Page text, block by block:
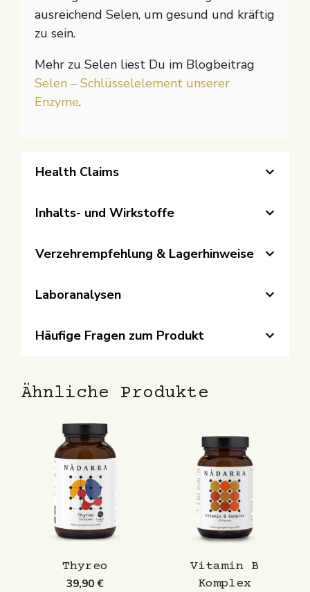
ausreichend Selen, um gesund und kräftig
zu sein.
Mehr zu Selen liest Du im Blogbeitrag
Selen – Schlüsselelement unserer
Enzyme.
Health Claims
Inhalts- und Wirkstoffe
Verzehrempfehlung & Lagerhinweise
Laboranalysen
Häufige Fragen zum Produkt
Ähnliche Produkte
Thyreo
39,90€
Vitamin B
Komplex